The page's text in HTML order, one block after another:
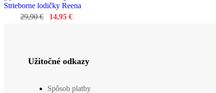
Strieborne lodičky Reena
29,90 €
14,95 €
Užitočné odkazy
Spôsob platby